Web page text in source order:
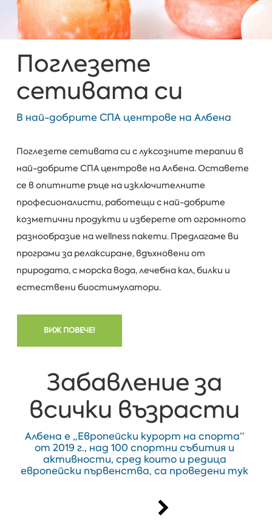
Поглезете
сетивата си
В най-добрите СПА центрове на Албена
Поглезете сетивата си с луксозните терапии в
най-добрите СПА центрове на Албена. Оставете
се в опитните ръце на изключителните
професионалисти, работещи с най-добрите
козметични продукти и изберете от огромното
разнообразие на wellness пакети. Предлагаме ви
програми за релаксиране, вдъхновени от
природата, с морска вода, лечебна кал, билки и
естествени биостимулатори.
ВИЖ ПОВЕЧЕ!
Забавление за
всички възрасти
Албена е „Европейски курорт на спорта“
от 2019 г., над 100 спортни събития и
активности, сред които и редица
европейски първенства, са проведени тук